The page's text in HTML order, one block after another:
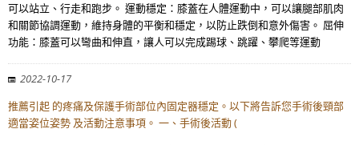
可以站立、行走和跑步。 運動穩定：膝蓋在人體運動中，可以讓腿部肌肉
和關節協調運動，維持身體的平衡和穩定，以防止跌倒和意外傷害。 屈伸
功能：膝蓋可以彎曲和伸直，讓人可以完成踢球、跳躍、攀爬等運動
2022-10-17
推薦引起 的疼痛及保護手術部位內固定器穩定。以下將告訴您手術後頸部
適當姿位姿勢 及活動注意事項。 一、手術後活動 (